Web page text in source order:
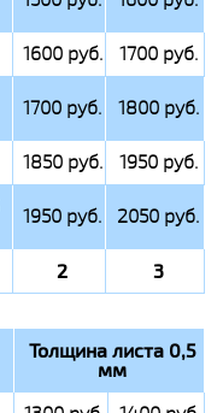
1600 руб.
1700 руб.
1700 руб. 1800 руб.
1850 руб.
1950 руб.
1950 руб. 2050 руб.
2 3
Толщина листа 0,5
мм